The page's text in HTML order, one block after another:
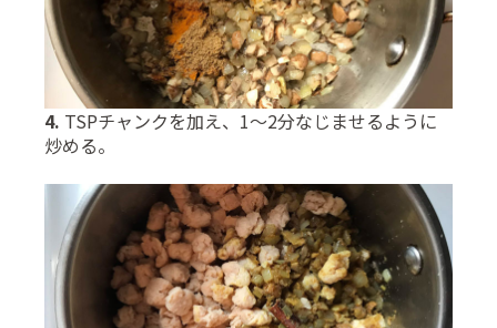
4. TSPチャンクを加え、1〜2分なじませるように
炒める。